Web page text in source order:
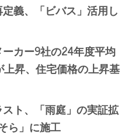
義、「ビバス」活用し
ーカー9社の24年度平均
昇、住宅価格の上昇基
ト、「雨庭」の実証拡
ら」に施工